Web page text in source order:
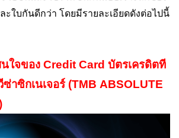
ะใบกันดีกว่า โดยมีรายละเอียดดังต่อไปนี้
ใจของ Credit Card บัตรเครดิตที
าซิกเนเจอร์ (TMB ABSOLUTE